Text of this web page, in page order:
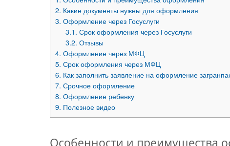
2. Какие документы нужны для оформления
3. Оформление через Госуслуги
3.1. Срок оформления через Госуслуги
3.2. Отзывы
4. Оформление через МФЦ
5. Срок оформления через МФЦ
6. Как заполнить заявление на оформление
7. Срочное оформление
8. Оформление ребенку
9. Полезное видео
Особенности и преимущества